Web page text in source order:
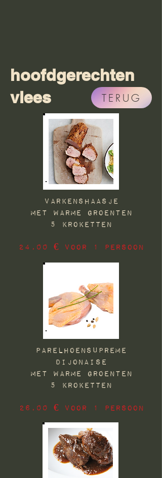
hoofdgerechten
vlees
TERUG
VARKENSHAASJE
met Warme groenten
5 KROKETTEN
24,00 € voor 1 PERSOON
PARELHOENSUPREME
DIJONAISE
met Warme groenten
5 KROKETTEN
26,00 € voor 1 PERSOON